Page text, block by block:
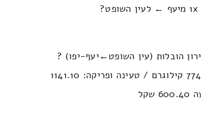
נפח חפצים במשאית : 13.92м³ / משקל : 774 קילוגרם / טעינה ופריקה: 1141.10